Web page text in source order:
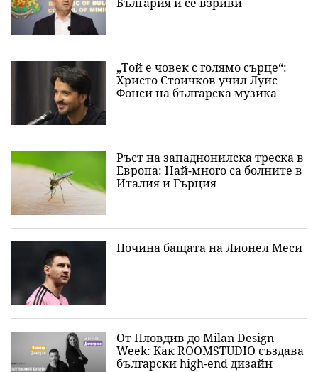
„Той е човек с голямо сърце“:
Христо Стоичков учил Луис
Фонси на българска музика
Ръст на западнонилска треска в
Европа: Най-много са болните в
Италия и Гърция
Почина бащата на Лионел Меси
От Пловдив до Milan Design
Week: Как ROOMSTUDIO създава
български high-end дизайн